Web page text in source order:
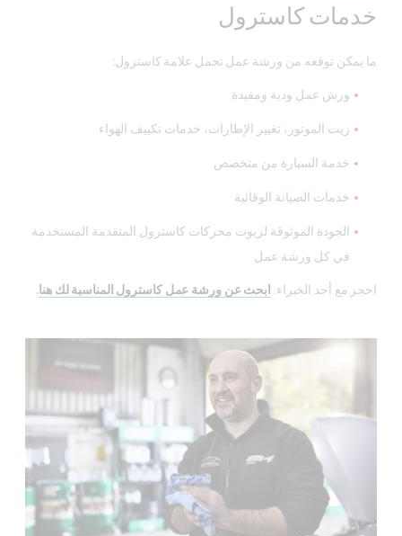
خدمات كاسترول
ما يمكن توقعه من ورشة عمل تحمل علامة كاسترول:
ورش عمل ودية ومفيدة
زيت الموتور، تغيير الإطارات، خدمات تكييف الهواء
خدمة السيارة من متخصص
خدمات الصيانة الوقائية
الجودة الموثوقة لزيوت محركات كاسترول المتقدمة المستخدمة
في كل ورشة عمل
احجز مع أحد الخبراء. ابحث عن ورشة عمل كاسترول المناسبة لك هنا.